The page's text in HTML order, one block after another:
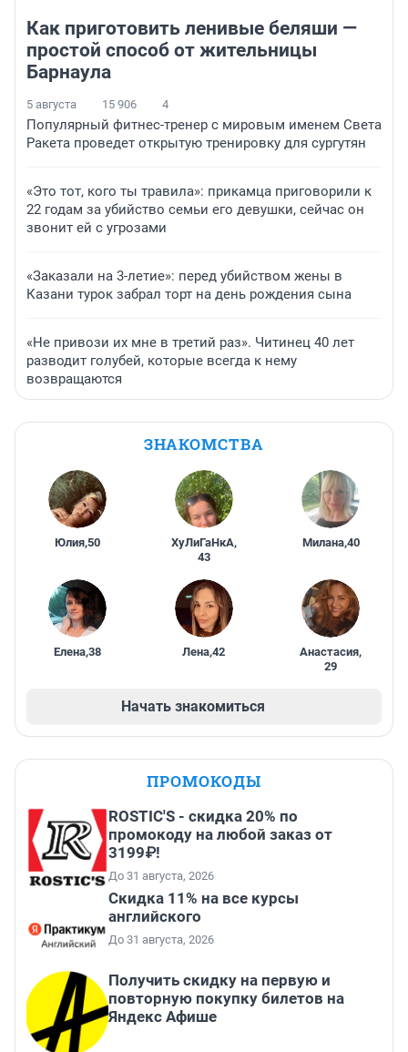
Как приготовить ленивые беляши —
простой способ от жительницы
Барнаула
5 августа 15 906 4
Популярный фитнес-тренер с мировым именем Света
Ракета проведет открытую тренировку для сургутян
«Это тот, кого ты травила»: прикамца приговорили к
22 годам за убийство семьи его девушки, сейчас он
звонит ей с угрозами
«Заказали на 3-летие»: перед убийством жены в
Казани турок забрал торт на день рождения сына
«Не привози их мне в третий раз». Читинец 40 лет
разводит голубей, которые всегда к нему
возвращаются
ЗНАКОМСТВА
Юлия,50 ХуЛиГаНкА,
43
Милана,40
Елена,38 Лена,42 Анастасия,
29
Начать знакомиться
ПРОМОКОДЫ
ROSTIC'S - скидка 20% по
промокоду на любой заказ от
3199₽!
До 31 августа, 2026
Скидка 11% на все курсы
английского
До 31 августа, 2026
Получить скидку на первую и
повторную покупку билетов на
Яндекс Афише